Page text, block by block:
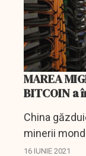
MAREA
BITCOIN a
China
minerii
vrea să-i dea
16 IUNIE 2021